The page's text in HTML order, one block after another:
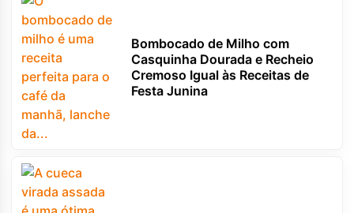
Bombocado de Milho com
Casquinha Dourada e Recheio
Cremoso Igual às Receitas de
Festa Junina